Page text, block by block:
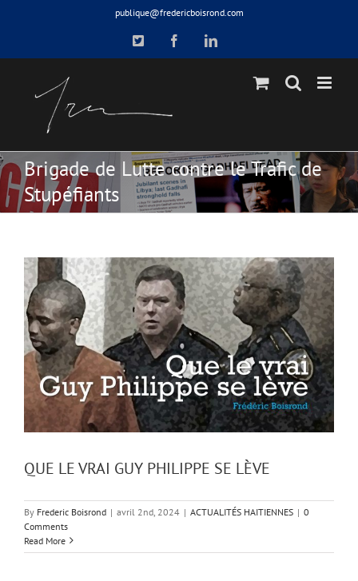
publique@fredericboisrond.com
X FacebookLinkedIn
Brigade de Lutte contre le Trafic de
Stupéfiants
QUE LE VRAI GUY PHILIPPE SE LÈVE
By Frederic Boisrond | avril 2nd, 2024 | ACTUALITÉS HAITIENNES | 0
Comments
Read More